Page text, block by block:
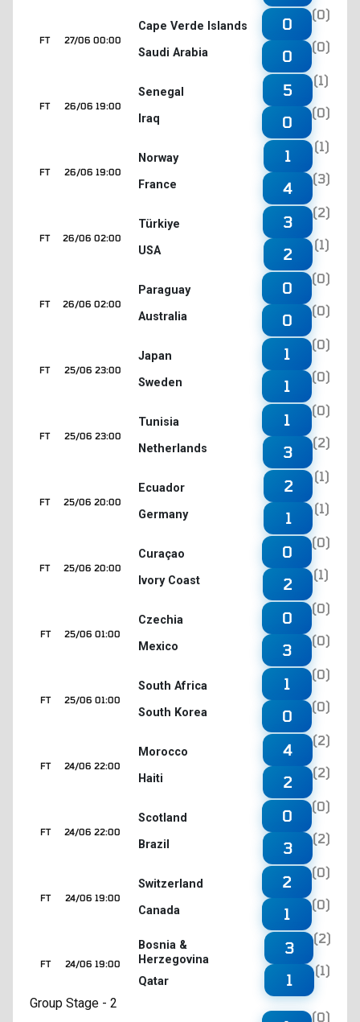
27/06 00:00
FT
Cape Verde Islands
Saudi Arabia
0
(0)
0
(0)
26/06 19:00
FT
Senegal
Iraq
5
(1)
0
(0)
26/06 19:00
FT
Norway
France
1
(1)
4
(3)
26/06 02:00
FT
Türkiye
USA
3
(2)
2
(1)
26/06 02:00
FT
Paraguay
Australia
0
(0)
0
(0)
25/06 23:00
FT
Japan
Sweden
1
(0)
1
(0)
25/06 23:00
FT
Tunisia
Netherlands
1
(0)
3
(2)
25/06 20:00
FT
Ecuador
Germany
2
(1)
1
(1)
25/06 20:00
FT
Curaçao
Ivory Coast
0
(0)
2
(1)
25/06 01:00
FT
Czechia
Mexico
0
(0)
3
(0)
25/06 01:00
FT
South Africa
South Korea
1
(0)
0
(0)
24/06 22:00
FT
Morocco
Haiti
4
(2)
2
(2)
24/06 22:00
FT
Scotland
Brazil
0
(0)
3
(2)
24/06 19:00
FT
Switzerland
Canada
2
(0)
1
(0)
24/06 19:00
FT
Bosnia &
Herzegovina
Qatar
3
(2)
1
(1)
Group Stage - 2
(0)